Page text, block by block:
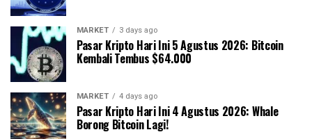
MARKET 3 days ago
Pasar Kripto Hari Ini 5 Agustus 2026: Bitcoin
Kembali Tembus $64.000
MARKET 4 days ago
Pasar Kripto Hari Ini 4 Agustus 2026: Whale
Borong Bitcoin Lagi!